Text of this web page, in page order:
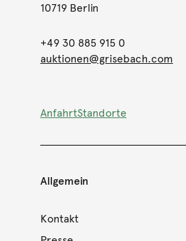
10719 Berlin
+49 30 885 915 0
auktionen@grisebach.com
AnfahrtStandorte
Allgemein
Kontakt